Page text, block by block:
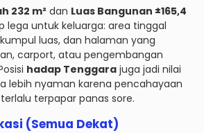
232 m² dan Luas Bangunan ±165,4
lega untuk keluarga: area tinggal
luas, dan halaman yang
carport, atau pengembangan
hadap Tenggara juga jadi nilai
lebih nyaman karena pencahayaan
terpapar panas sore.
(Semua Dekat)